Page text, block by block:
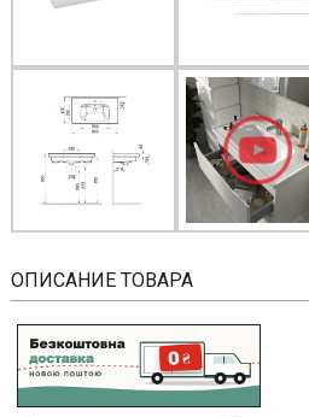
ОПИСАНИЕ ТОВАРА